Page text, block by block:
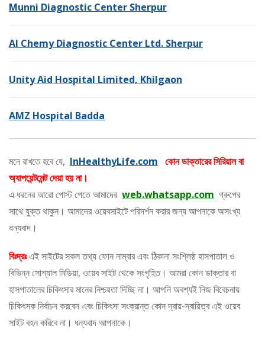
Munni Diagnostic Center Sherpur
Al Chemy Diagnostic Center Ltd. Sherpur
Unity Aid Hospital Limited, Khilgaon
AMZ Hospital Badda
মনে রাখতে হবে যে, InHealthyLife.com কোন ডাক্তারের সিরিয়াল বা
অ্যাপয়েন্টমেন্ট দেয়া হয় না।
এ ধরনের আরো পোস্ট পেতে আমাদের web.whatsapp.com গ্রুপের
সাথে যুক্ত থাকুন। আমাদের ওয়েবসাইটে পরিদর্শন করার জন্য আপনাকে অসংখ্য
ধন্যবাদ।
বিঃদ্রঃএই সাইটের সকল তথ্য ফোন নাম্বার এবং ঠিকানা সংশ্লিষ্ঠ হাসপাতাল ও
বিভিন্ন সোশ্যাল মিডিয়া, ওয়েব সাইট থেকে সংগৃহিত। আমরা কোন ডাক্তার বা
হাসপাতালের চিকিৎসার মানের নিশ্চয়তা দিচ্ছি না। আপনি অবশ্যই নিজ বিবেচনায়
চিকিৎসক নির্বাচন করবেন এবং চিকিৎসা সংক্রান্ত কোন দ্বায়-দ্বায়িত্ব এই ওয়েব
সাইট বহন করিবে না। ধন্যবাদ আপনাকে।